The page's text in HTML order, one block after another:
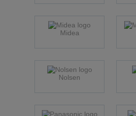
Midea
Nolsen